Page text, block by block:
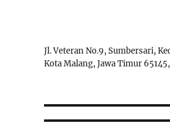
Jl. Veteran No.9, Sumbersari,
Kota Malang, Jawa Timur